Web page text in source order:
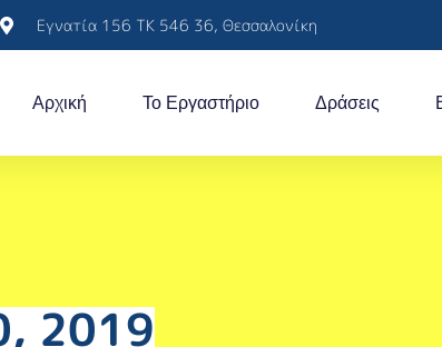
Εγνατία 156 ΤΚ 546 36, Θεσσαλονίκη
Αρχική Το Εργαστήριο Δράσεις
2019